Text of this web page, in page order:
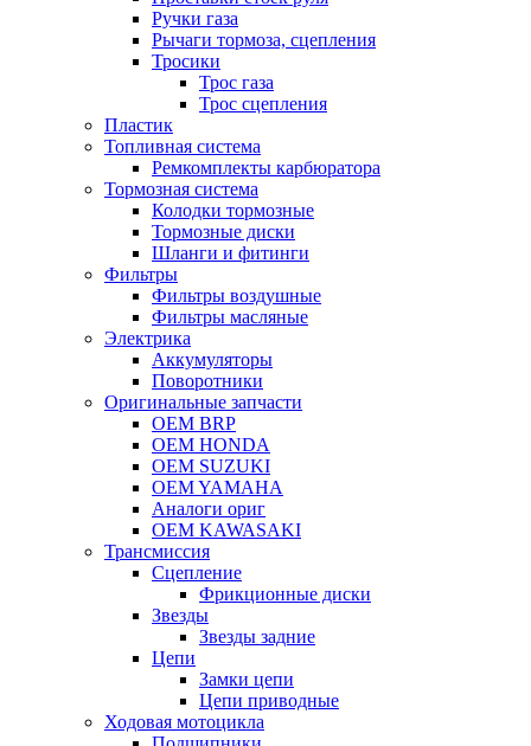
Ручки газа
Рычаги тормоза, сцепления
Тросики
Трос газа
Трос сцепления
Пластик
Топливная система
Ремкомплекты карбюратора
Тормозная система
Колодки тормозные
Тормозные диски
Шланги и фитинги
Фильтры
Фильтры воздушные
Фильтры масляные
Электрика
Аккумуляторы
Поворотники
Оригинальные запчасти
OEM BRP
OEM HONDA
OEM SUZUKI
OEM YAMAHA
Аналоги ориг
OEM KAWASAKI
Трансмиссия
Cцепление
Фрикционные диски
Звезды
Звезды задние
Цепи
Замки цепи
Цепи приводные
Ходовая мотоцикла